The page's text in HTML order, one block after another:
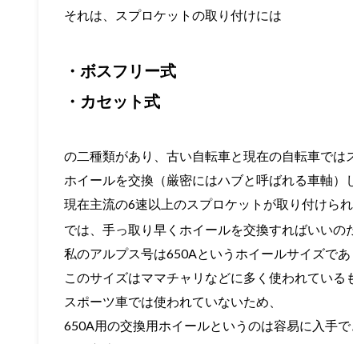
それは、スプロケットの取り付けには
・ボスフリー式
・カセット式
の二種類があり、古い自転車と現在の自転車では
ホイールを交換（厳密にはハブと呼ばれる車軸）
現在主流の6速以上のスプロケットが取り付けられ
では、手っ取り早くホイールを交換すればいいの
私のアルプス号は650Aというホイールサイズであ
このサイズはママチャリなどに多く使われている
スポーツ車では使われていないため、
650A用の交換用ホイールというのは容易に入手で